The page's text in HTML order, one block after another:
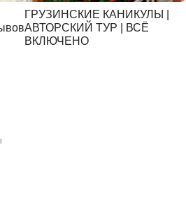
ГРУЗИНСКИЕ КАНИКУЛЫ |
АВТОРСКИЙ ТУР | ВСЁ
ВКЛЮЧЕНО